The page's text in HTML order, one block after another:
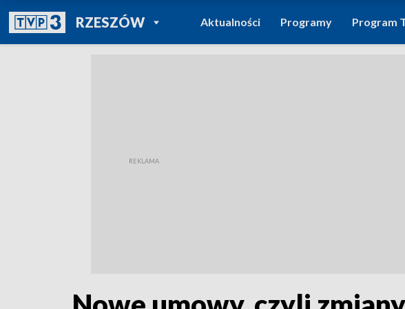
RZESZÓWPOWRÓT DO
TVP REGIONY
Aktualności Programy Program